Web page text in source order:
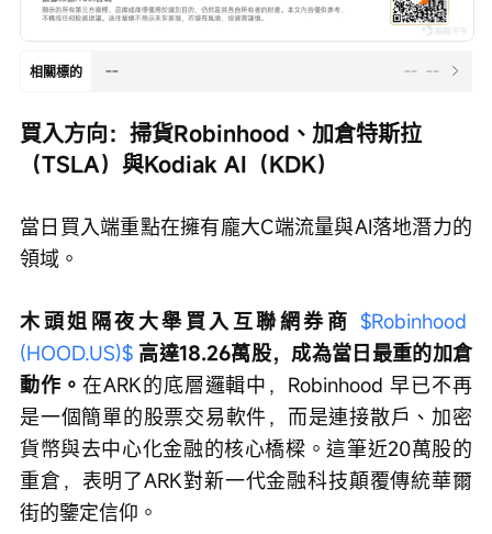
相關標的 -- -- --
買入方向：掃貨Robinhood、加倉特斯拉
（TSLA）與Kodiak AI（KDK）
當日買入端重點在擁有龐大C端流量與AI落地潛力的
領域。
木頭姐隔夜大舉買入互聯網券商 $Robinhood
(HOOD.US)$ 高達18.26萬股，成為當日最重的加倉
動作。 在ARK的底層邏輯中，Robinhood 早已不再
是一個簡單的股票交易軟件，而是連接散戶、加密
貨幣與去中心化金融的核心橋樑。這筆近20萬股的
重倉，表明了ARK對新一代金融科技顛覆傳統華爾
街的鑒定信仰。